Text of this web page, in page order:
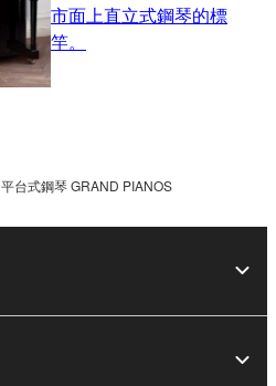
市面上直立式鋼琴的標
竿。
平台式鋼琴 GRAND PIANOS